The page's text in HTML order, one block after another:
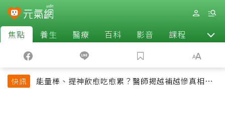
焦點 養生 醫療 百科 影音 課程 退休
快訊
能量棒、提神飲愈吃愈累？醫師揭越補越慘真相：